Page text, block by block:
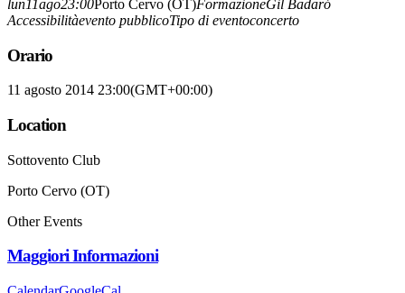
lun11ago23:00Porto Cervo (OT)FormazioneGil Badaró
Accessibilitàevento pubblicoTipo di eventoconcerto
Orario
11 agosto 2014 23:00(GMT+00:00)
Location
Sottovento Club
Porto Cervo (OT)
Other Events
Maggiori Informazioni